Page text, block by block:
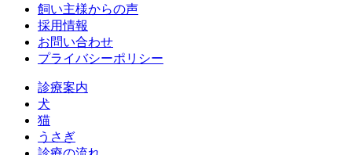
飼い主様からの声
採用情報
お問い合わせ
プライバシーポリシー
診療案内
犬
猫
うさぎ